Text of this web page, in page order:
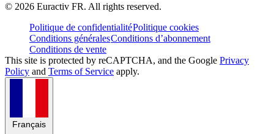
© 2026 Euractiv FR. All rights reserved.
Politique de confidentialitéPolitique cookies
Conditions généralesConditions d’abonnement
Conditions de vente
This site is protected by reCAPTCHA, and the Google Privacy
Policy and Terms of Service apply.
Français